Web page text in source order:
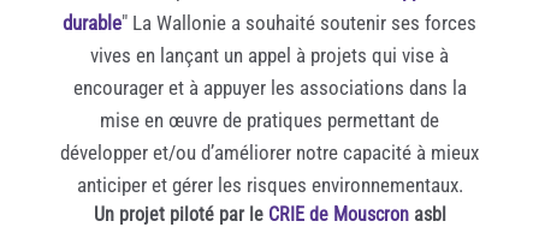
durable" La Wallonie a souhaité soutenir ses forces
vives en lançant un appel à projets qui vise à
encourager et à appuyer les associations dans la
mise en œuvre de pratiques permettant de
développer et/ou d’améliorer notre capacité à mieux
anticiper et gérer les risques environnementaux.
Un projet piloté par le CRIE de Mouscronasbl